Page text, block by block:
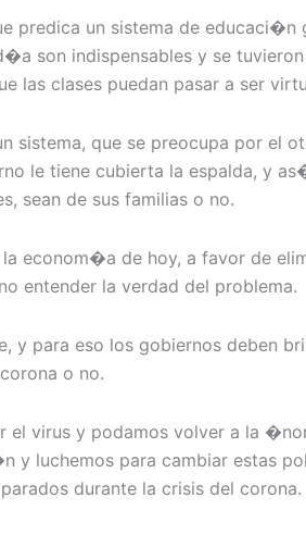
predica un sistema de
son indispensables y se
las clases puedan pasar a ser
sistema, que se preocupa por el
le tiene cubierta la espalda, y
sean de sus familias o no.
econom�a de hoy, a favor de
entender la verdad del problema.
y para eso los gobiernos deben
o no.
el virus y podamos volver a la
y luchemos para cambiar estas
durante la crisis del corona.